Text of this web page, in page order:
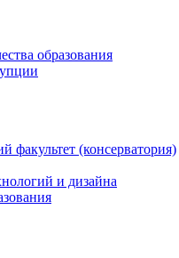
образования
факультет (консерватория)
и дизайна